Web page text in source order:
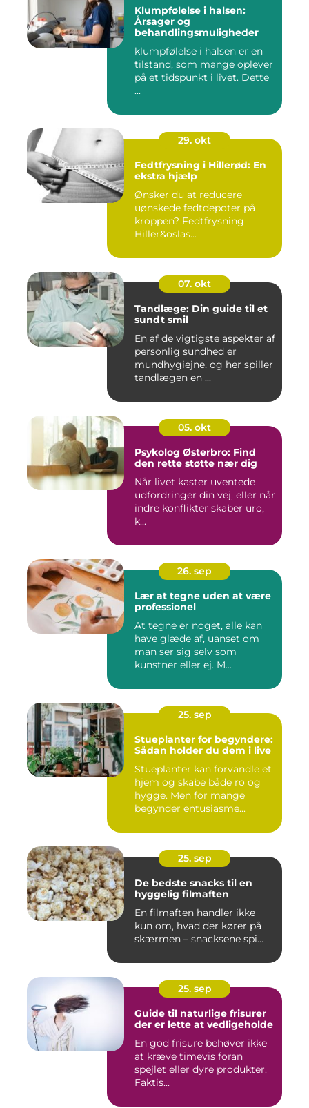
Klumpfølelse i halsen:
Årsager og
behandlingsmuligheder
klumpfølelse i halsen er en
tilstand, som mange oplever
på et tidspunkt i livet. Dette
...
29. okt
Fedtfrysning i Hillerød: En
ekstra hjælp
Ønsker du at reducere
uønskede fedtdepoter på
kroppen? Fedtfrysning
Hiller&oslas...
07. okt
Tandlæge: Din guide til et
sundt smil
En af de vigtigste aspekter af
personlig sundhed er
mundhygiejne, og her spiller
tandlægen en ...
05. okt
Psykolog Østerbro: Find
den rette støtte nær dig
Når livet kaster uventede
udfordringer din vej, eller når
indre konflikter skaber uro,
k...
26. sep
Lær at tegne uden at være
professionel
At tegne er noget, alle kan
have glæde af, uanset om
man ser sig selv som
kunstner eller ej. M...
25. sep
Stueplanter for begyndere:
Sådan holder du dem i live
Stueplanter kan forvandle et
hjem og skabe både ro og
hygge. Men for mange
begynder entusiasme...
25. sep
De bedste snacks til en
hyggelig filmaften
En filmaften handler ikke
kun om, hvad der kører på
skærmen – snacksene spi...
25. sep
Guide til naturlige frisurer
der er lette at vedligeholde
En god frisure behøver ikke
at kræve timevis foran
spejlet eller dyre produkter.
Faktis...